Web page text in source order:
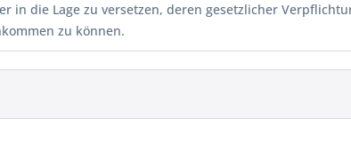
in die Lage zu versetzen, deren gesetzlicher
zu können.